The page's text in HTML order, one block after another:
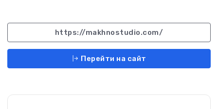
https://makhnostudio.com/
Перейти на сайт